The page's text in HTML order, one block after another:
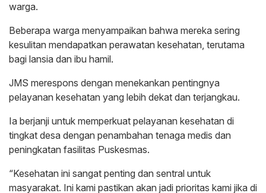
warga.
Beberapa warga menyampaikan bahwa mereka sering
kesulitan mendapatkan perawatan kesehatan, terutama
bagi lansia dan ibu hamil.
JMS merespons dengan menekankan pentingnya
pelayanan kesehatan yang lebih dekat dan terjangkau.
Ia berjanji untuk memperkuat pelayanan kesehatan di
tingkat desa dengan penambahan tenaga medis dan
peningkatan fasilitas Puskesmas.
“Kesehatan ini sangat penting dan sentral untuk
masyarakat. Ini kami pastikan akan jadi prioritas kami jika di